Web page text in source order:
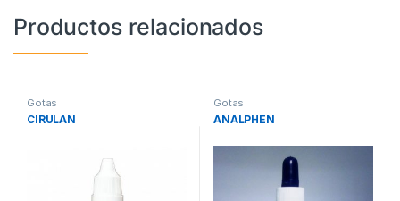
Productos relacionados
Gotas
CIRULAN
Gotas
ANALPHEN